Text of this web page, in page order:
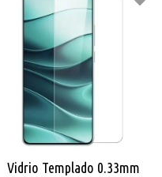
Vidrio Templado 0.33mm